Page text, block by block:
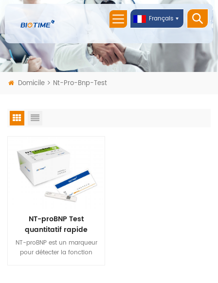
Français
Domicile Nt-Pro-Bnp-Test
NT-proBNP Test
quantitatif rapide
NT-proBNP est un marqueur
pour détecter la fonction